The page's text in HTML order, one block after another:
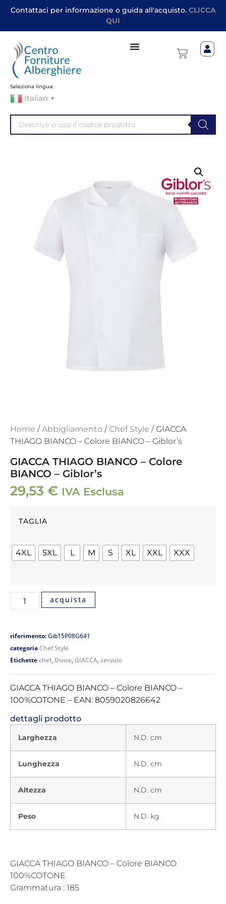
Contattaci per informazione o guida all'acquisto. CLICCA
QUI
Seleziona lingua:
Italian ▼
Home /Abbigliamento / Chef Style / GIACCA
THIAGO BIANCO – Colore BIANCO – Giblor’s
GIACCA THIAGO BIANCO – Colore
BIANCO – Giblor’s
29,53 € IVA Esclusa
TAGLIA
4XL 5XL L M S XL XXL XXX
acquista
riferimento:Gib15P08G641
categoriaChef Style
Etichettechef, Divise,GIACCA,servizio
GIACCA THIAGO BIANCO – Colore BIANCO –
100%COTONE – EAN: 8059020826642
dettagli prodotto
Larghezza N.D. cm
Lunghezza N.D. cm
Altezza N.D. cm
Peso N.D. kg
GIACCA THIAGO BIANCO – Colore BIANCO
100%COTONE
Grammatura : 185